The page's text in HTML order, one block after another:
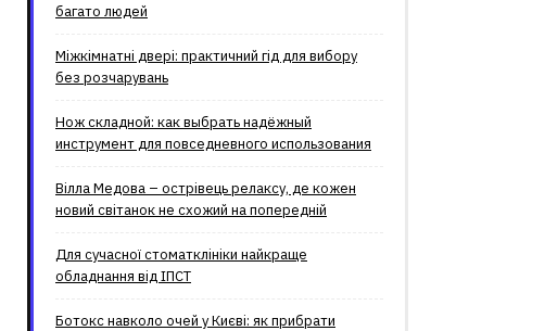
багато людей
Міжкімнатні двері: практичний гід для вибору
без розчарувань
Нож складной: как выбрать надёжный
инструмент для повседневного использования
Вілла Медова – острівець релаксу, де кожен
новий світанок не схожий на попередній
Для сучасної стоматклініки найкраще
обладнання від ІПСТ
Ботокс навколо очей у Києві: як прибрати